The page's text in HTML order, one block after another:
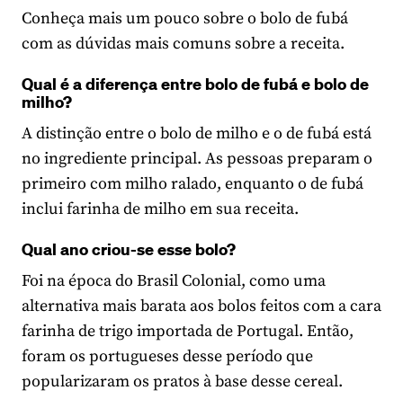
Conheça mais um pouco sobre o bolo de fubá
com as dúvidas mais comuns sobre a receita.
Qual é a diferença entre bolo de fubá e bolo de
milho?
A distinção entre o bolo de milho e o de fubá está
no ingrediente principal. As pessoas preparam o
primeiro com milho ralado, enquanto o de fubá
inclui farinha de milho em sua receita.
Qual ano criou-se esse bolo?
Foi na época do Brasil Colonial, como uma
alternativa mais barata aos bolos feitos com a cara
farinha de trigo importada de Portugal. Então,
foram os portugueses desse período que
popularizaram os pratos à base desse cereal.